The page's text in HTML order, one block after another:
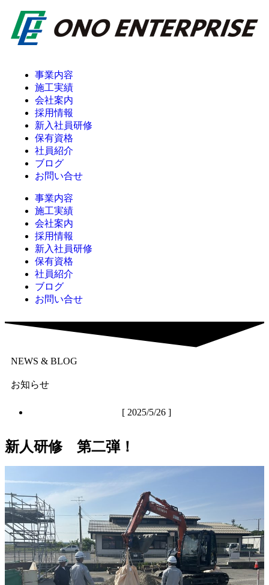
事業内容
施工実績
会社案内
採用情報
新入社員研修
保有資格
社員紹介
ブログ
お問い合せ
事業内容
施工実績
会社案内
採用情報
新入社員研修
保有資格
社員紹介
ブログ
お問い合せ
NEWS & BLOG
お知らせ
[ 2025/5/26 ]
新人研修 第二弾！